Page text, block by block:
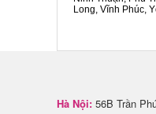
Long, Vĩnh Phúc,
Hà Nội: 56B Trần